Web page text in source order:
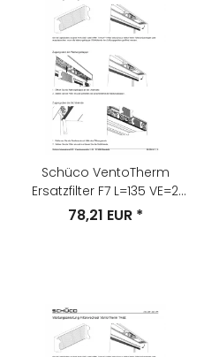
Schüco VentoTherm
Ersatzfilter F7 L=135 VE=2
Teile-Nr. 220242
78,21 EUR *